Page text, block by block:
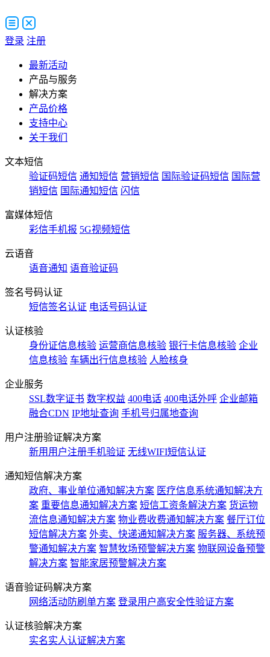
登录 注册
最新活动
产品与服务
解决方案
产品价格
支持中心
关于我们
文本短信
验证码短信 通知短信 营销短信 国际验证码短信 国际营
销短信 国际通知短信 闪信
富媒体短信
彩信手机报 5G视频短信
云语音
语音通知 语音验证码
签名号码认证
短信签名认证 电话号码认证
认证核验
身份证信息核验 运营商信息核验 银行卡信息核验 企业
信息核验 车辆出行信息核验 人脸核身
企业服务
SSL数字证书 数字权益 400电话 400电话外呼 企业邮箱
融合CDN IP地址查询 手机号归属地查询
用户注册验证解决方案
新用用户注册手机验证 无线WIFI短信认证
通知短信解决方案
政府、事业单位通知解决方案 医疗信息系统通知解决方
案 重要信息通知解决方案 短信工资条解決方案 货运物
流信息通知解决方案 物业费收费通知解决方案 餐厅订位
短信解决方案 外卖、快递通知解决方案 服务器、系统预
警通知解决方案 智慧牧场预警解决方案 物联网设备预警
解决方案 智能家居预警解决方案
语音验证码解决方案
网络活动防刷单方案 登录用户高安全性验证方案
认证核验解决方案
实名实人认证解决方案